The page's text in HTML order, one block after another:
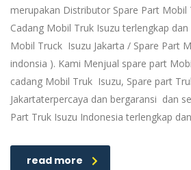
merupakan Distributor Spare Part Mobil
Cadang Mobil Truk Isuzu terlengkap
Mobil Truck Isuzu Jakarta / Spare Part
indonsia ). Kami Menjual spare part
cadang Mobil Truk Isuzu, Spare part
Jakartaterpercaya dan bergaransi dan
Part Truk Isuzu Indonesia terlengkap
read more